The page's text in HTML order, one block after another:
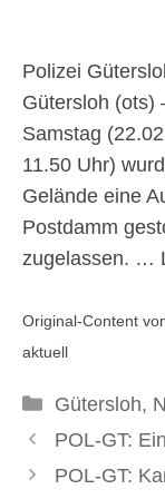
Polizei
Gütersloh (ots)
Samstag
11.50 Uhr)
Gelände eine
Postdamm
zugelassen. …
Original-Content
aktuell
Kategorien
Gütersloh,
POL-GT:
POL-GT: